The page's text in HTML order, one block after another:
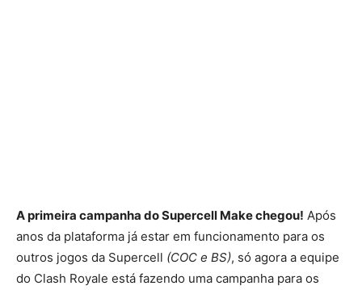
A primeira campanha do Supercell Make chegou! Após
anos da plataforma já estar em funcionamento para os
outros jogos da Supercell (COC e BS), só agora a equipe
do Clash Royale está fazendo uma campanha para os